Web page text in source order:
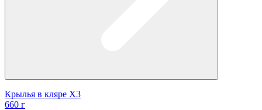
Крылья в кляре Х3
660 г